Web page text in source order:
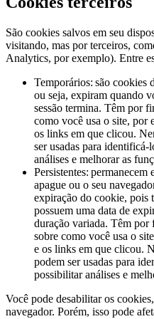
São cookies salvos em seu
visitando, mas por terceiros,
Analytics, por exemplo). Entre
Temporários: são cookies
ou seja, expiram quando
sessão termina. Têm por
como você usa o site, por
os links em que clicou.
ser usadas para
análises e melhorar as
Persistentes:
apague ou o seu
expiração do cookie, pois
possuem uma data de
duração variada. Têm por
sobre como você usa o
e os links em que clicou.
podem ser usadas para
possibilitar análises e
Você pode desabilitar os
navegador. Porém, isso pode